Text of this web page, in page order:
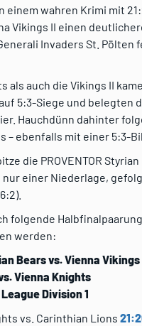
einem wahren Krimi mit
Vikings II einen
Invaders St. Pölten
als auch die Vikings II
5:3-Siege und belegten
Hauchdünn dahinter
– ebenfalls mit einer 5:3-
die PROVENTOR
nur einer Niederlage,
folgende
werden:
Bears vs. Vienna Vikings
Vienna Knights
Division 1
vs. Carinthian Lions